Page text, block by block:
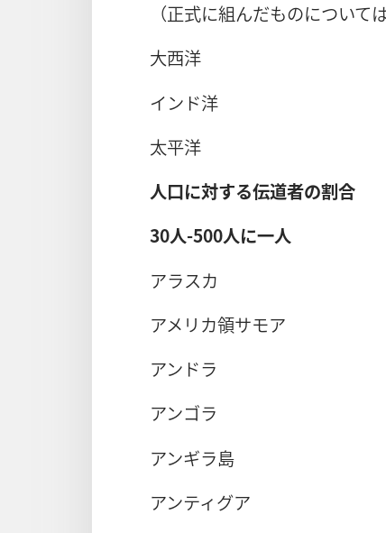
（正式に組んだものについて
大西洋
インド洋
太平洋
人口に対する伝道者の割合
30人-500人に一人
アラスカ
アメリカ領サモア
アンドラ
アンゴラ
アンギラ島
アンティグア